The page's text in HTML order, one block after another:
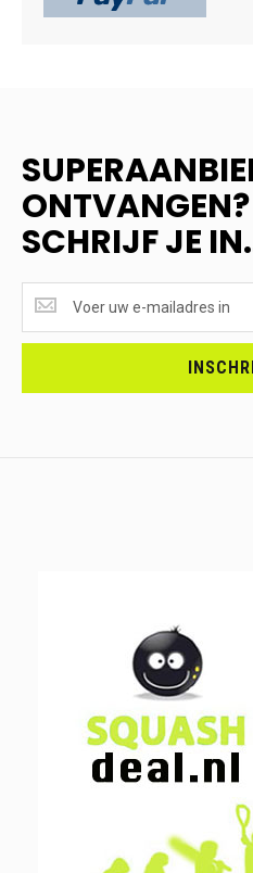
ONTVANGEN?
SCHRIJF JE
ONTVANGEN?
<br>SCHRIJF